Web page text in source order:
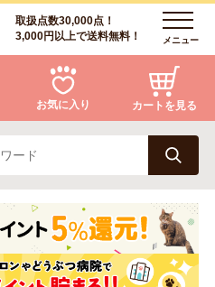
取扱点数30,000点！
3,000円以上で送料無料！
メニュー
猫
アクア・爬虫類・昆虫
お気に入り カートを見る
て